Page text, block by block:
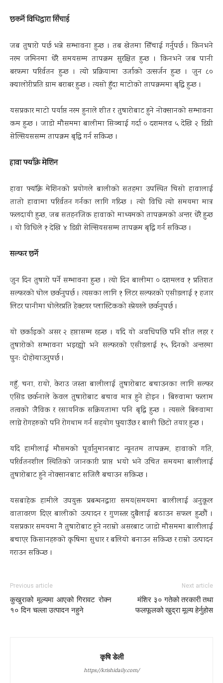
छकर्ने विधिद्वारा सिँचाई
जब तुषारो पर्छ भन्ने सम्भावना हुन्छ । तब खेतमा सिँचाई गर्नुपर्छ । किनभने
नरम जमिनमा धेरै समयसम्म तापक्रम सुरक्षित हुन्छ । किनभने जब पानी
बरफमा परिर्वतन हुन्छ । त्यो प्रक्रियामा उर्जाको उत्सर्जन हुन्छ । जुन ८०
क्यालोरीप्रति ग्राम बराबर हुन्छ । त्यसो हुँदा माटोको तापक्रममा बृद्धि हुन्छ ।
यसप्रकार माटो पर्याप्त नरम हुनाले शीत र तुषारोबाट हुने नोक्सानको सम्भावना
कम हुन्छ । जाडो मौसममा बालीमा सिञ्चाई गर्दा ० दशमलव ५ देखि २ डिग्री
सेल्सियससम्म तापक्रम बृद्धि गर्न सकिन्छ ।
हावा फ्याँक्ने मेशिन
हावा फ्याँक्ने मेशिनको प्रयोगले बालीको सतहमा उपस्थित चिसो हावालाई
तातो हावामा परिर्वतन गर्नका लागि गरिन्छ । त्यो विधि त्यो समयमा मात्र
फलदायी हुन्छ, जब सतहनजिक हावाको माध्यमको तापक्रमको अन्तर धेरै हुन्छ
। यो विधिले १ देखि ४ डिग्री सेल्सियससम्म तापक्रम बृद्धि गर्न सकिन्छ ।
सल्फर छर्ने
जुन दिन तुषारो पर्ने सम्भावना हुन्छ । त्यो दिन बालीमा ० दशमलव १ प्रतिशत
सल्फरको घोल छर्कनुपर्छ । त्यसका लागि १ लिटर सल्फरको एसीडलाई १ हजार
लिटर पानीमा घोलेरप्रति हेक्टयर प्लास्टिकको स्प्रेयरले छर्कनुपर्छ ।
यो छर्काइको असर २ हप्तासम्म रहन्छ । यदि यो अवधिपछि पनि शीत लहर र
तुषारोको सम्भावना भइरह्यो भने सल्फरको एसीडलाई १५ दिनको अन्तरमा
पुनः दोहोर्‍याउनुपर्छ ।
गहुँ, चना, रायो, केराउ जस्ता बालीलाई तुषारोबाट बचाउनका लागि सल्फर
एसिड छर्कनाले केवल तुषारोबाट बचाव मात्र हुने होइन । बिरुवामा फलाम
तत्वको जैविक र रसायनिक सक्रियतामा पनि बृद्धि हुन्छ । त्यसले बिरुवामा
लाग्ने रोगहरुको पनि रोगथाम गर्न सहयोग पुर्‍याउँछ र बाली छिटो तयार हुन्छ ।
यदि हामीलाई मौसमको पूर्वानुमानबाट न्यूनतम तापक्रम, हावाको गति,
परिर्वतनशील स्थितिको जानकारी प्राप्त भयो भने उचित समयमा बालीलाई
तुषारोबाट हुने नोक्सानबाट सजिलै बचाउन सकिन्छ ।
यसबाहेक हामीले उपयुक्त प्रबन्धनद्वारा समय(समयमा बालीलाई अनुकूल
वातावरण दिएर बालीको उत्पादन र गुणस्तर दुबैलाई बढाउन सफल हुन्छौं ।
यसप्रकार समयमा नै तुषारोबाट हुने नराम्रो असरबाट जाडो मौसममा बालीलाई
बचाएर किसानहरुको कृषिमा सुधार र बलियो बनाउन सकिन्छ र राम्रो उत्पादन
गराउन सकिन्छ ।
Previous article
कुखुराको मूल्यमा आएको गिरावट रोक्न
१० दिन चल्ला उत्पादन नहुने
Next article
मंशिर ३० गतेको तरकारी तथा
फलफूलको खुद्रा मूल्य हेर्नुहोस
कृषि डेली
https://krishidaily.com/